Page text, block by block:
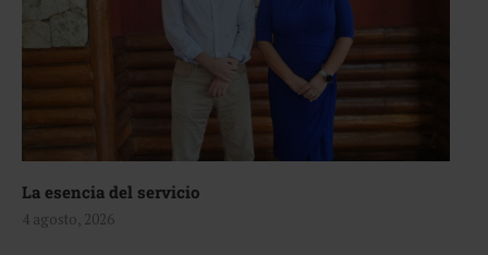
La esencia del servicio
4 agosto, 2026